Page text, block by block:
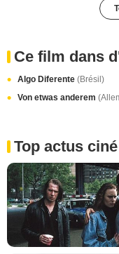
Ce film dans
Algo Diferente (Brésil)
Von etwas anderem
Top actus